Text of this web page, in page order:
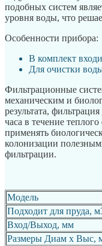
подобных систем
уровня воды, что
Особенности прибора:
В комплект
Для очистки
Фильтрационные
механическим и
результата,
часа в течение
применять
колонизации
фильтрации.
Модель
Подходит для пруда,
Вход/Выход, мм
Размеры Диам х Выс,